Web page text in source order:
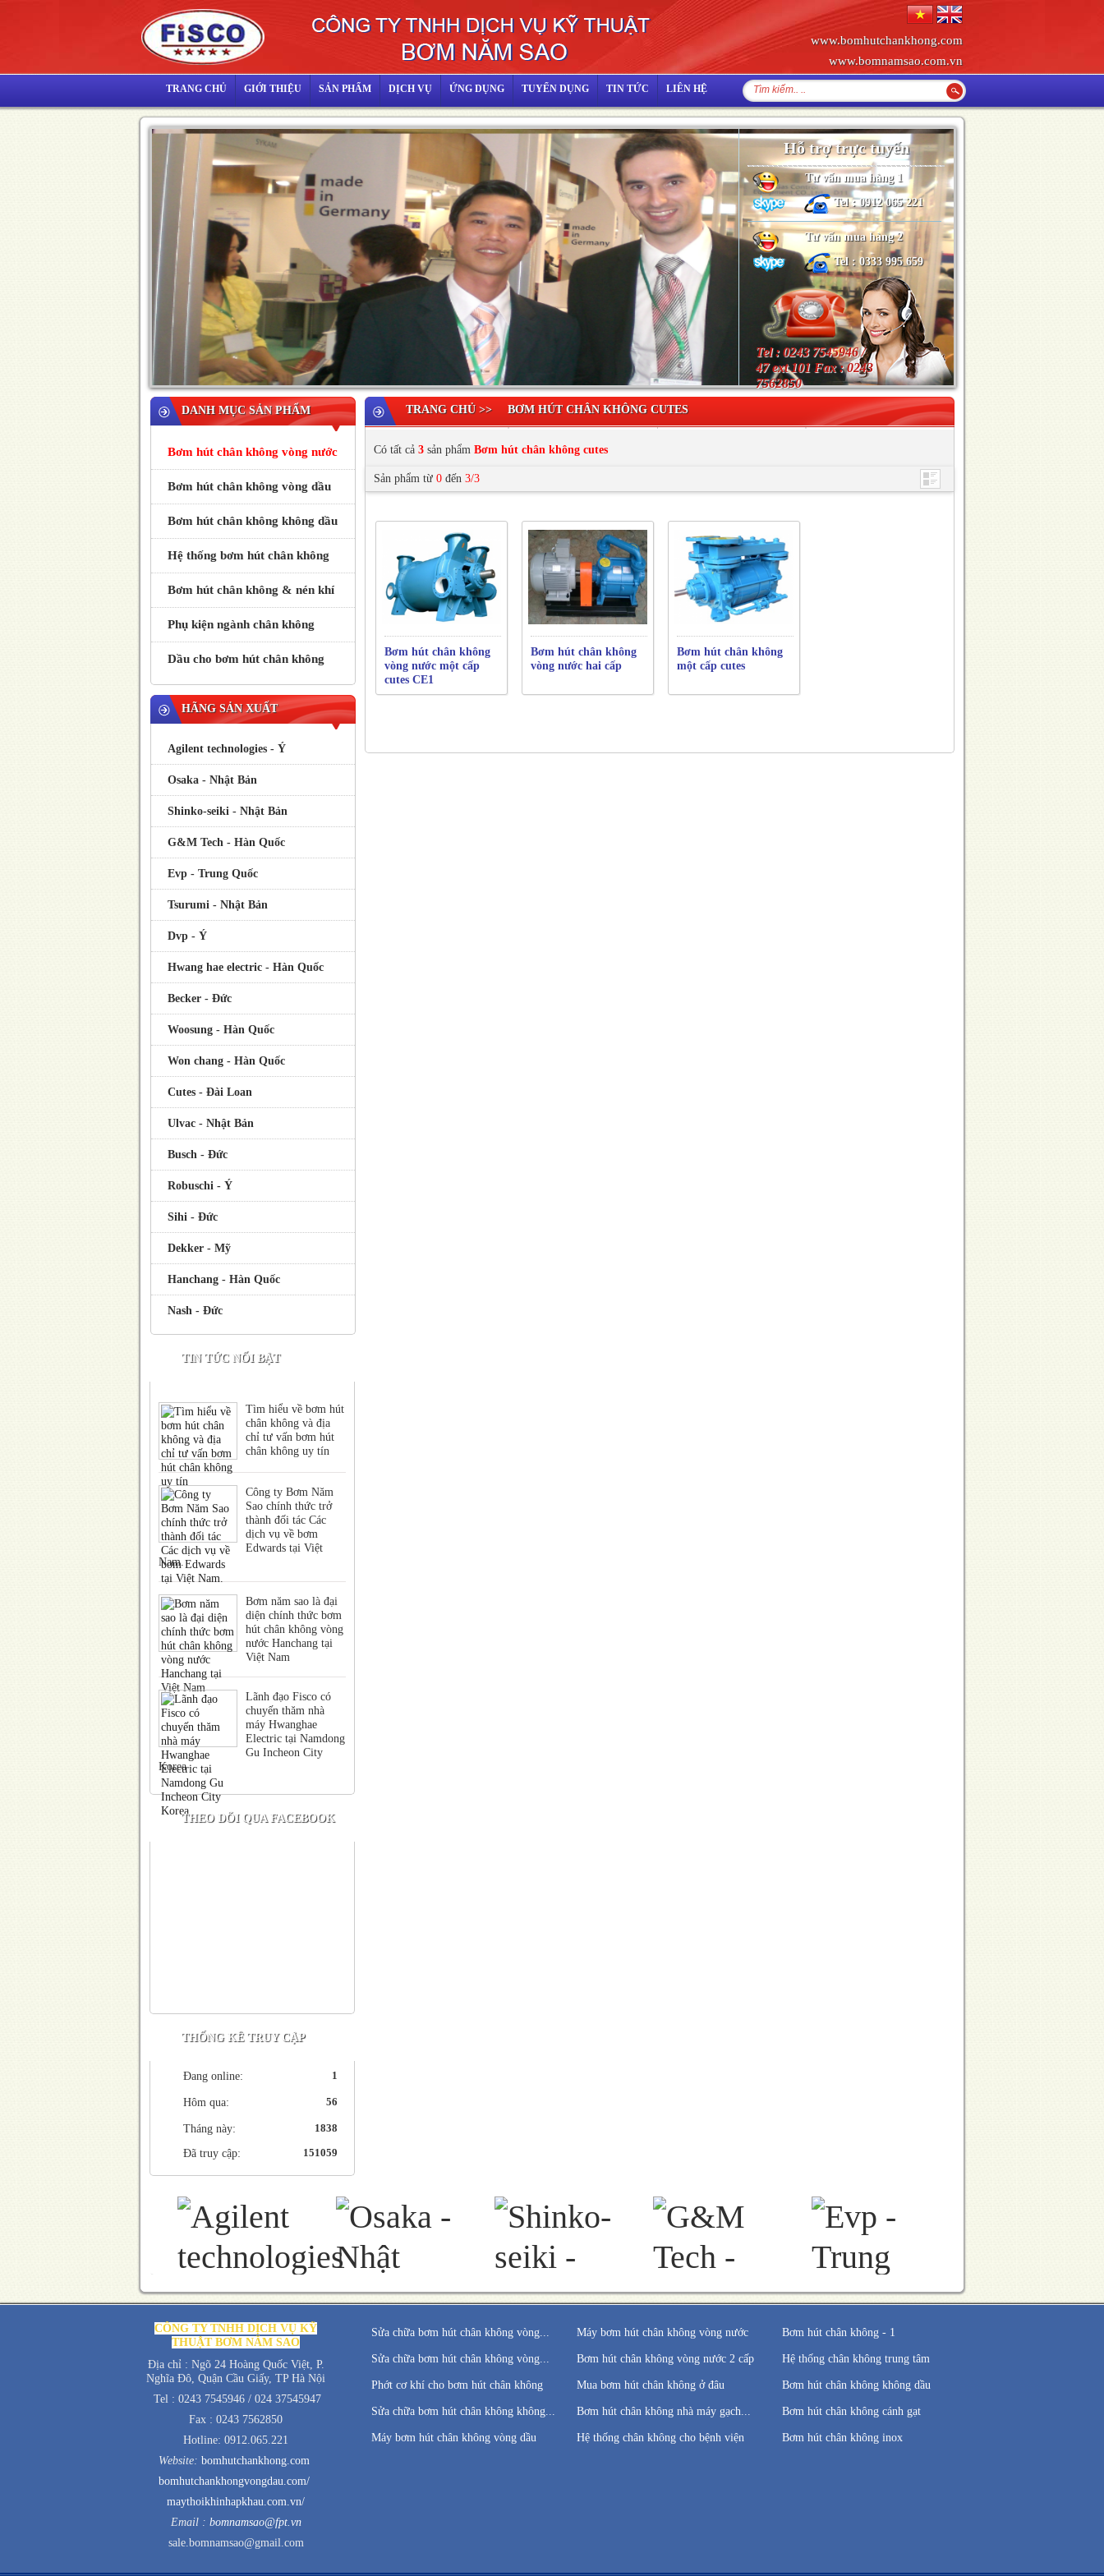
www.bomhutchankhong.com
www.bomnamsao.com.vn
TRANG CHỦ GIỚI THIỆU SẢN PHẨM DỊCH VỤ ỨNG DỤNG TUYỂN DỤNG TIN TỨC LIÊN HỆ
Hỗ trợ trực tuyến
Tư vấn mua hàng 1
Tel : 0912 065 221
Tư vấn mua hàng 2
Tel : 0333 995 659
Tel : 0243 7545946 /
47 ext 101 Fax : 0243
7562850
DANH MỤC SẢN PHẨM
Bơm hút chân không vòng nước
Bơm hút chân không vòng dầu
Bơm hút chân không không dầu
Hệ thống bơm hút chân không
Bơm hút chân không & nén khí
Phụ kiện ngành chân không
Dầu cho bơm hút chân không
HÃNG SẢN XUẤT
Agilent technologies - Ý
Osaka - Nhật Bản
Shinko-seiki - Nhật Bản
G&M Tech - Hàn Quốc
Evp - Trung Quốc
Tsurumi - Nhật Bản
Dvp - Ý
Hwang hae electric - Hàn Quốc
Becker - Đức
Woosung - Hàn Quốc
Won chang - Hàn Quốc
Cutes - Đài Loan
Ulvac - Nhật Bản
Busch - Đức
Robuschi - Ý
Sihi - Đức
Dekker - Mỹ
Hanchang - Hàn Quốc
Nash - Đức
TIN TỨC NỔI BẬT
Tìm hiểu về bơm hút
chân không và địa
chỉ tư vấn bơm hút
chân không uy tín
Công ty Bơm Năm
Sao chính thức trở
thành đối tác Các
dịch vụ về bơm
Edwards tại Việt
Nam.
Bơm năm sao là đại
diện chính thức bơm
hút chân không vòng
nước Hanchang tại
Việt Nam
Lãnh đạo Fisco có
chuyến thăm nhà
máy Hwanghae
Electric tại Namdong
Gu Incheon City
Korea
THEO DÕI QUA FACEBOOK
THỐNG KÊ TRUY CẬP
Đang online: 1
Hôm qua: 56
Tháng này: 1838
Đã truy cập: 151059
TRANG CHỦ >> BƠM HÚT CHÂN KHÔNG CUTES
Có tất cả 3 sản phẩm Bơm hút chân không cutes
Sản phẩm từ 0 đến 3/3
Bơm hút chân không
vòng nước một cấp
cutes CE1
Bơm hút chân không
vòng nước hai cấp
Bơm hút chân không
một cấp cutes
CÔNG TY TNHH DỊCH VỤ KỸ
THUẬT BƠM NĂM SAO
Địa chỉ : Ngõ 24 Hoàng Quốc Việt, P.
Nghĩa Đô, Quận Cầu Giấy, TP Hà Nội
Tel : 0243 7545946 / 024 37545947
Fax : 0243 7562850
Hotline: 0912.065.221
Website: bomhutchankhong.com
bomhutchankhongvongdau.com/
maythoikhinhapkhau.com.vn/
Email : bomnamsao@fpt.vn
sale.bomnamsao@gmail.com
Sửa chữa bơm hút chân không vòng...
Sửa chữa bơm hút chân không vòng...
Phớt cơ khí cho bơm hút chân không
Sửa chữa bơm hút chân không không...
Máy bơm hút chân không vòng dầu
Máy bơm hút chân không vòng nước
Bơm hút chân không vòng nước 2 cấp
Mua bơm hút chân không ở đâu
Bơm hút chân không nhà máy gạch...
Hệ thống chân không cho bệnh viện
Bơm hút chân không - 1
Hệ thống chân không trung tâm
Bơm hút chân không không dầu
Bơm hút chân không cánh gạt
Bơm hút chân không inox